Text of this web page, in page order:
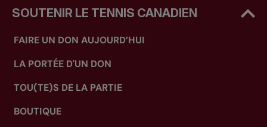
SOUTENIR LE TENNIS CANADIEN
FAIRE UN DON AUJOURD’HUI
LA PORTÉE D'UN DON
TOU(TE)S DE LA PARTIE
BOUTIQUE